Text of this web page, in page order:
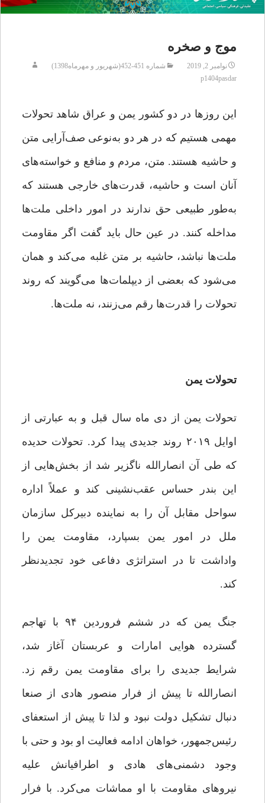
موج و صخره
نوامبر 2, 2019
شماره 451-452(شهریور و مهرماه1398)
p1404pasdar
این روزها در دو کشور یمن و عراق شاهد تحولات
مهمی هستیم که در هر دو به‌نوعی صف‌آرایی متن
و حاشیه هستند. متن، مردم و منافع و خواسته‌های
آنان است و حاشیه، قدرت‌های خارجی هستند که
به‌طور طبیعی حق ندارند در امور داخلی ملت‌ها
مداخله کنند. در عین حال باید گفت اگر مقاومت
ملت‌ها نباشد، حاشیه بر متن غلبه می‌کند و همان
می‌شود که بعضی از دیپلمات‌ها می‌گویند که روند
تحولات را قدرت‌ها رقم می‌زنند، نه ملت‌ها.
تحولات یمن
تحولات یمن از دی ماه سال قبل و به عبارتی از
اوایل ۲۰۱۹ روند جدیدی پیدا کرد. تحولات حدیده
که طی آن انصارالله ناگزیر شد از بخش‌هایی از
این بندر حساس عقب‌نشینی کند و عملاً اداره
سواحل مقابل آن را به نماینده دبیرکل سازمان
ملل در امور یمن بسپارد، مقاومت یمن را
واداشت تا در استراتژی دفاعی خود تجدیدنظر
کند.
جنگ یمن که در ششم فروردین ۹۴ با تهاجم
گسترده هوایی امارات و عربستان آغاز شد،
شرایط جدیدی را برای مقاومت یمن رقم زد.
انصارالله تا پیش از فرار منصور هادی از صنعا
دنبال تشکیل دولت نبود و لذا تا پیش از استعفای
رئیس‌جمهور، خواهان ادامه فعالیت او بود و حتی با
وجود دشمنی‌های هادی و اطرافیانش علیه
نیروهای مقاومت با او مماشات می‌کرد. با فرار